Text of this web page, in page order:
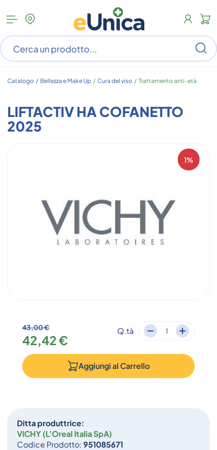
Apri
menu
categorie
Catalogo / Bellezza e Make Up / Cura del viso / Trattamento anti-età
LIFTACTIV HA COFANETTO
2025
1%
Ditta produttrice:
VICHY (L'Oreal Italia SpA)
Codice Prodotto: 951085671
43,00 €
42,42 €
Q.tà
Aggiungi al Carrello